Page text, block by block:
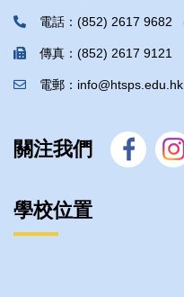
電話：(852) 2617 9682
傳真：(852) 2617 9121
電郵：info@htsps.edu.hk
關注我們
學校位置